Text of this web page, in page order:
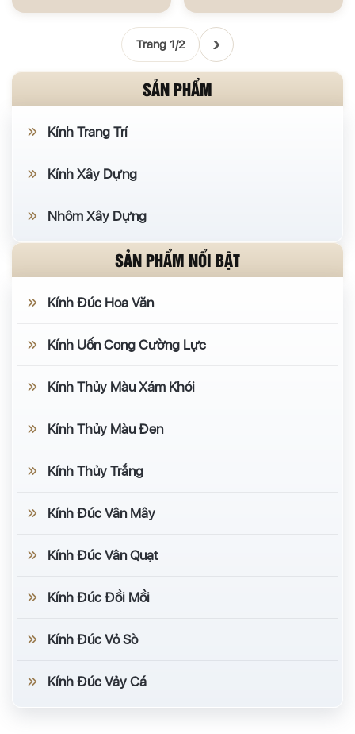
Trang 1/2
›
SẢN PHẨM
Kính Trang Trí
Kính Xây Dựng
Nhôm Xây Dựng
SẢN PHẨM NỔI BẬT
Kính Đúc Hoa Văn
Kính Uốn Cong Cường Lực
Kính Thủy Màu Xám Khói
Kính Thủy Màu Đen
Kính Thủy Trắng
Kính Đúc Vân Mây
Kính Đúc Vân Quạt
Kính Đúc Đồi Mồi
Kính Đúc Vỏ Sò
Kính Đúc Vảy Cá